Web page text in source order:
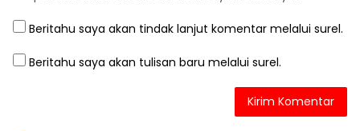
Beritahu saya akan tindak lanjut komentar melalui surel.
Beritahu saya akan tulisan baru melalui surel.